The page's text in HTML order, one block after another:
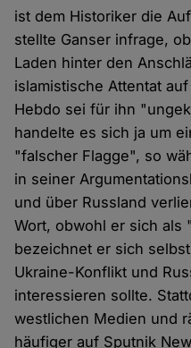
ist dem Historiker die
stellte Ganser infrage,
Laden hinter den
islamistische Attentat
Hebdo sei für ihn
handelte es sich ja um
"falscher Flagge", so
in seiner
und über Russland
Wort, obwohl er sich
bezeichnet er sich
Ukraine-Konflikt und
interessieren sollte.
westlichen Medien und
häufiger auf Sputnik